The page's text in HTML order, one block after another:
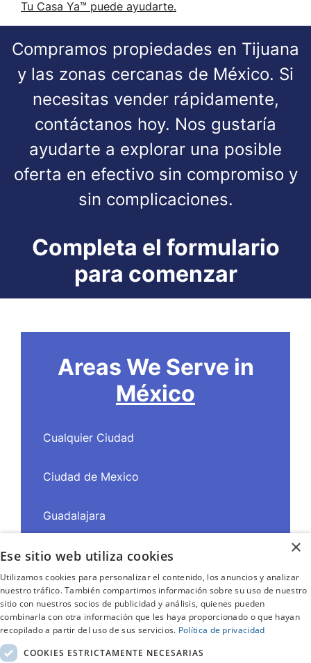
Tu Casa Ya™ puede ayudarte.
Compramos propiedades en Tijuana
y las zonas cercanas de México. Si
necesitas vender rápidamente,
contáctanos hoy. Nos gustaría
ayudarte a explorar una posible
oferta en efectivo sin compromiso y
sin complicaciones.
Completa el formulario
para comenzar
Areas We Serve in
México
Cualquier Ciudad
Ciudad de Mexico
Guadalajara
Monterrey
Puebla
×
Ese sitio web utiliza cookies
Utilizamos cookies para personalizar el contenido, los anuncios y analizar
nuestro tráfico. También compartimos información sobre su uso de nuestro
sitio con nuestros socios de publicidad y análisis, quienes pueden
combinarla con otra información que les haya proporcionado o que hayan
recopilado a partir del uso de sus servicios. Política de privacidad
COOKIES ESTRICTAMENTE NECESARIAS